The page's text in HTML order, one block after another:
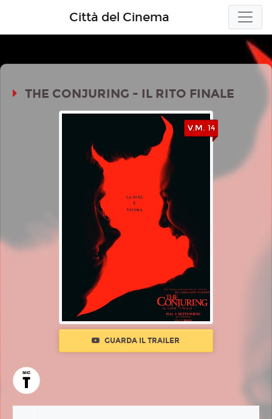
Città del Cinema
THE CONJURING - IL RITO FINALE
V.M. 14
GUARDA IL TRAILER